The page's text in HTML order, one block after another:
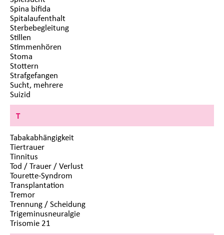
Spina bifida
Spitalaufenthalt
Sterbebegleitung
Stillen
Stimmenhören
Stoma
Stottern
Strafgefangen
Sucht, mehrere
Suizid
T
Tabakabhängigkeit
Tiertrauer
Tinnitus
Tod / Trauer / Verlust
Tourette-Syndrom
Transplantation
Tremor
Trennung / Scheidung
Trigeminusneuralgie
Trisomie 21